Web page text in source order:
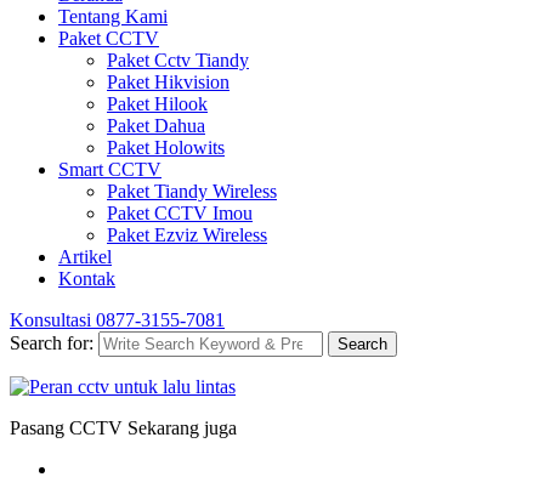
Tentang Kami
Paket CCTV
Paket Cctv Tiandy
Paket Hikvision
Paket Hilook
Paket Dahua
Paket Holowits
Smart CCTV
Paket Tiandy Wireless
Paket CCTV Imou
Paket Ezviz Wireless
Artikel
Kontak
Konsultasi 0877-3155-7081
Search for:
Search
Pasang CCTV Sekarang juga